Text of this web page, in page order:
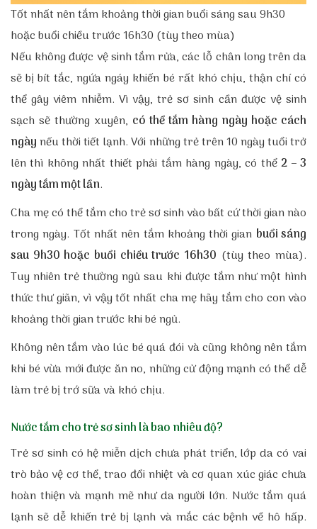
Tốt nhất nên tắm khoảng thời gian buổi sáng sau 9h30
hoặc buổi chiều trước 16h30 (tùy theo mùa)
Nếu không được vệ sinh tắm rửa, các lỗ chân long trên da
sẽ bị bít tắc, ngứa ngáy khiến bé rất khó chịu, thận chí có
thể gây viêm nhiễm. Vì vậy, trẻ sơ sinh cần được vệ sinh
sạch sẽ thường xuyên, có thể tắm hàng ngày hoặc cách
ngàynếu thời tiết lạnh. Với những trẻ trên 10 ngày tuổi trở
lên thì không nhất thiết phải tắm hàng ngày, có thể 2 – 3
ngày tắm một lần.
Cha mẹ có thể tắm cho trẻ sơ sinh vào bất cứ thời gian nào
trong ngày. Tốt nhất nên tắm khoảng thời gian buổi sáng
sau 9h30 hoặc buổi chiều trước 16h30 (tùy theo mùa).
Tuy nhiên trẻ thường ngủ sau khi được tắm như một hình
thức thư giãn, vì vậy tốt nhất cha mẹ hãy tắm cho con vào
khoảng thời gian trước khi bé ngủ.
Không nên tắm vào lúc bé quá đói và cũng không nên tắm
khi bé vừa mới được ăn no, những cử động mạnh có thể dễ
làm trẻ bị trớ sữa và khó chịu.
Nước tắm cho trẻ sơ sinh là bao nhiêu độ?
Trẻ sơ sinh có hệ miễn dịch chưa phát triển, lớp da có vai
trò bảo vệ cơ thể, trao đổi nhiệt và cơ quan xúc giác chưa
hoàn thiện và mạnh mẽ như da người lớn. Nước tắm quá
lạnh sẽ dễ khiến trẻ bị lạnh và mắc các bệnh về hô hấp.